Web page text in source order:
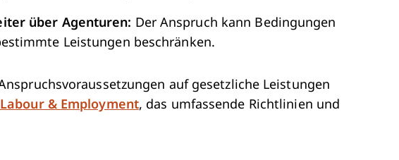
über Agenturen: Der Anspruch kann Bedingungen
Leistungen beschränken.
auf gesetzliche Leistungen
& Employment, das umfassende Richtlinien und